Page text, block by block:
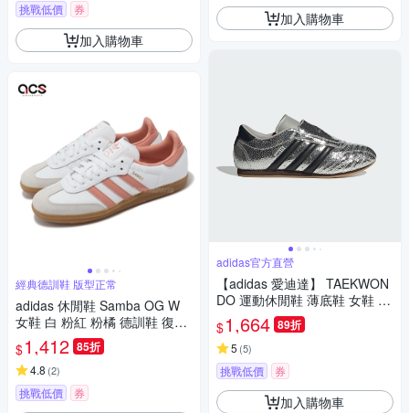
挑戰低價 券
加入購物車
經典德訓鞋 版型正常
adidas 休閒鞋 Samba OG W
女鞋 白 粉紅 粉橘 德訓鞋 復古
麂皮 愛迪達 IG5932
$1,412 85折
4.8 (2)
挑戰低價 券
加入購物車
adidas官方直營
【adidas 愛迪達】 TAEKWON
DO 運動休閒鞋 薄底鞋 女鞋 -
Originals JH9664
$1,664 89折
5 (5)
挑戰低價 券
加入購物車